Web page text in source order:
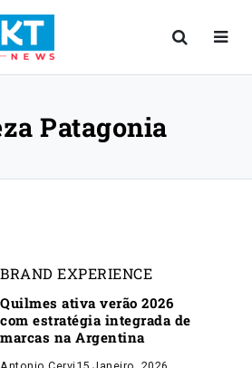
Patagonia
BRAND EXPERIENCE
Quilmes ativa verão 2026
com estratégia integrada de
marcas na Argentina